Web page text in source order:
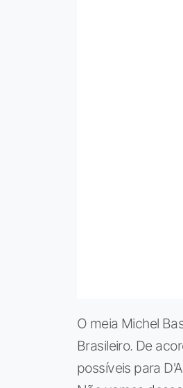
O meia Michel
Brasileiro. De
possíveis para